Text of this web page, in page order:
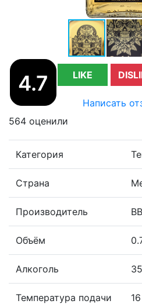
4.7 LIKE
Написать
564 оценили
Категория
Страна
Производитель
Объём
Алкоголь 35
Температура подачи 16